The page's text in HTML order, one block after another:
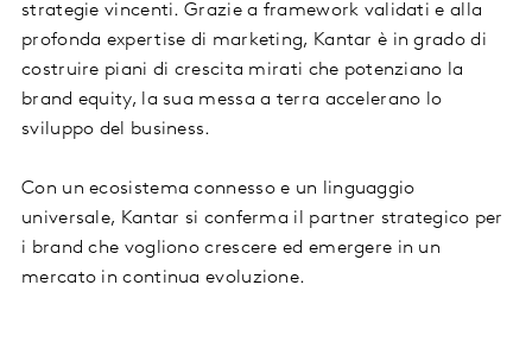
strategie vincenti. Grazie a framework validati e alla
profonda expertise di marketing, Kantar è in grado di
costruire piani di crescita mirati che potenziano la
brand equity, la sua messa a terra accelerano lo
sviluppo del business.
Con un ecosistema connesso e un linguaggio
universale, Kantar si conferma il partner strategico per
i brand che vogliono crescere ed emergere in un
mercato in continua evoluzione.